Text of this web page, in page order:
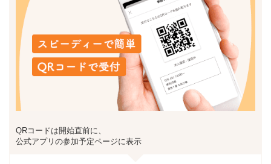
QRコードは開始直前に、
公式アプリの参加予定ページに表示